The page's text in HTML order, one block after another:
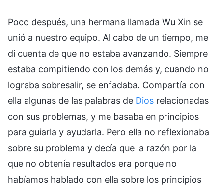
Poco después, una hermana llamada Wu Xin se
unió a nuestro equipo. Al cabo de un tiempo, me
di cuenta de que no estaba avanzando. Siempre
estaba compitiendo con los demás y, cuando no
lograba sobresalir, se enfadaba. Compartía con
ella algunas de las palabras de Dios relacionadas
con sus problemas, y me basaba en principios
para guiarla y ayudarla. Pero ella no reflexionaba
sobre su problema y decía que la razón por la
que no obtenía resultados era porque no
habíamos hablado con ella sobre los principios